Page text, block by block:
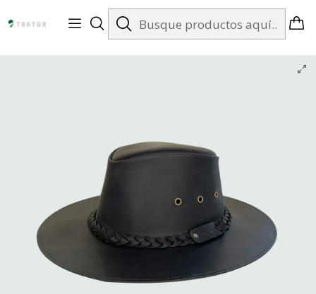
Envíos gratis en Santiago desde $99.990